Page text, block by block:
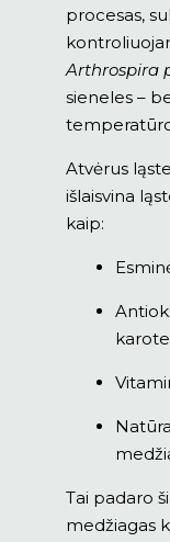
procesas,
Arthrospira
sieneles –
Atvėrus
išlaisvina
kaip:
Tai padaro
medžiagas